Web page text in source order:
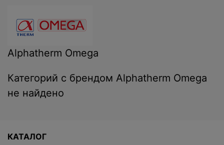
Alphatherm Omega
Категорий с брендом Alphatherm Omega
не найдено
КАТАЛОГ